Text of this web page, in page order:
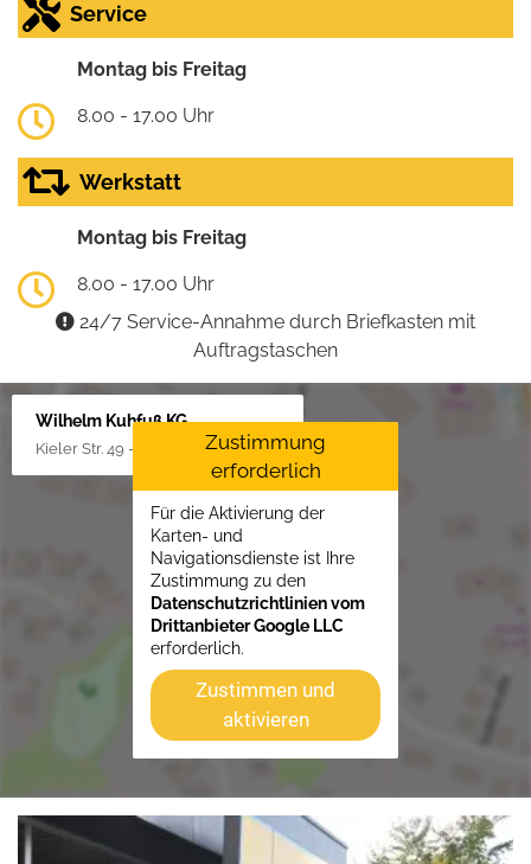
Service
Montag bis Freitag
8.00 - 17.00 Uhr
Werkstatt
Montag bis Freitag
8.00 - 17.00 Uhr
24/7 Service-Annahme durch Briefkasten mit
Auftragstaschen
Wilhelm Kuhfuß KG
Kieler Str. 49 - 51, 25451 Quickborn
Zustimmung
erforderlich
Für die Aktivierung der
Karten- und
Navigationsdienste ist Ihre
Zustimmung zu den
Datenschutzrichtlinien vom
Drittanbieter Google LLC
erforderlich.
Zustimmen und
aktivieren